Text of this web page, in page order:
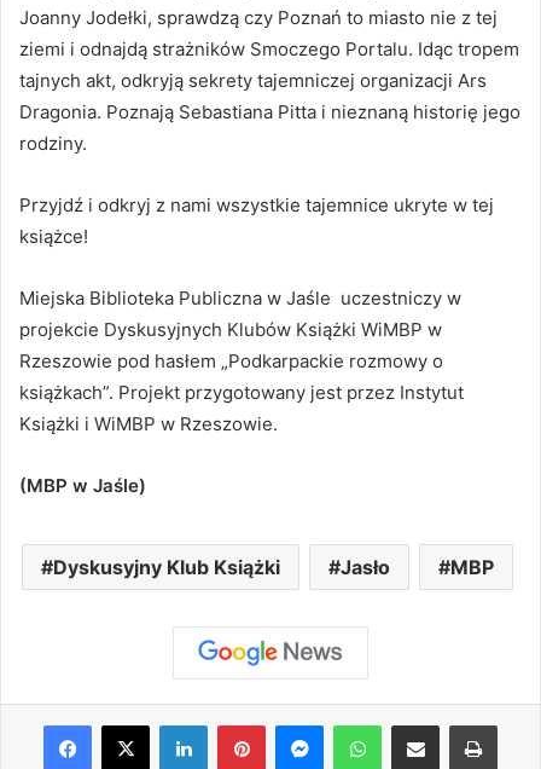
Joanny Jodełki, sprawdzą czy Poznań to miasto nie z tej
ziemi i odnajdą strażników Smoczego Portalu. Idąc tropem
tajnych akt, odkryją sekrety tajemniczej organizacji Ars
Dragonia. Poznają Sebastiana Pitta i nieznaną historię jego
rodziny.
Przyjdź i odkryj z nami wszystkie tajemnice ukryte w tej
książce!
Miejska Biblioteka Publiczna w Jaśle uczestniczy w
projekcie Dyskusyjnych Klubów Książki WiMBP w
Rzeszowie pod hasłem „Podkarpackie rozmowy o
książkach”. Projekt przygotowany jest przez Instytut
Książki i WiMBP w Rzeszowie.
(MBP w Jaśle)
Dyskusyjny Klub Książki Jasło MBP
Facebook
X LinkedInPinterestMessengerWhatsAppShare via Email Print